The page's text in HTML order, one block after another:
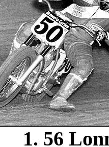
1. 56